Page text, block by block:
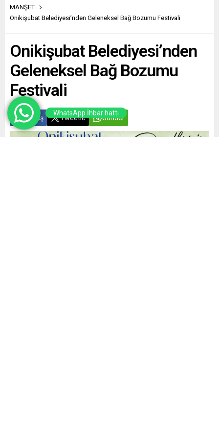
MANŞET
Onikişubat Belediyesi’nden Geleneksel Bağ Bozumu Festivali
Onikişubat Belediyesi’nden
Geleneksel Bağ Bozumu
Festivali
Paylaş Tweetle Gönder
WhatsApp İhbar hattı